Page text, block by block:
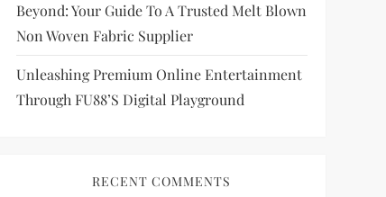
Beyond: Your Guide To A Trusted Melt Blown
Non Woven Fabric Supplier
Unleashing Premium Online Entertainment
Through FU88’s Digital Playground
RECENT COMMENTS